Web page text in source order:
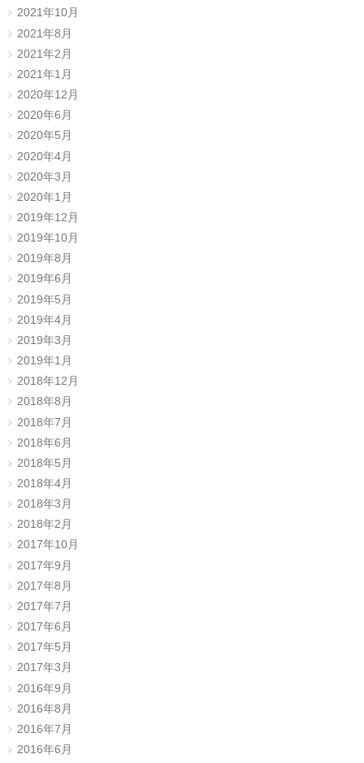
2021年10月
2021年8月
2021年2月
2021年1月
2020年12月
2020年6月
2020年5月
2020年4月
2020年3月
2020年1月
2019年12月
2019年10月
2019年8月
2019年6月
2019年5月
2019年4月
2019年3月
2019年1月
2018年12月
2018年8月
2018年7月
2018年6月
2018年5月
2018年4月
2018年3月
2018年2月
2017年10月
2017年9月
2017年8月
2017年7月
2017年6月
2017年5月
2017年3月
2016年9月
2016年8月
2016年7月
2016年6月